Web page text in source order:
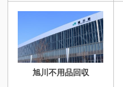
旭川不用品回収